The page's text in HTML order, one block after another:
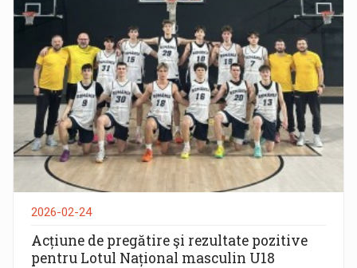
2026-02-24
Acțiune de pregătire şi rezultate pozitive
pentru Lotul Național masculin U18